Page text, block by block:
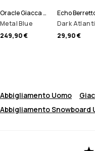
Oracle Giacca Sci Uomo
Metal Blue
249,90 €
Echo
Dark
29,90 €
Abbigliamento Uomo
Abbigliamento Snowboard